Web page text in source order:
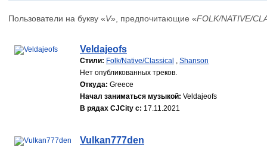
Пользователи на букву «V», предпочитающие «FOLK/NATIVE/
Veldajeofs
Стили: Folk/Native/Classical , Shanson
Нет опубликованных треков.
Откуда: Greece
Начал заниматься музыкой: Veldajeofs
В рядах CJCity с: 17.11.2021
Vulkan777den